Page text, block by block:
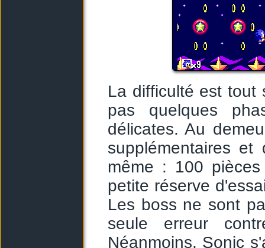
La difficulté est tout
pas quelques
délicates. Au
supplémentaires
même : 100
petite réserve
Les boss ne sont
seule erreur
Néanmoins, Sonic